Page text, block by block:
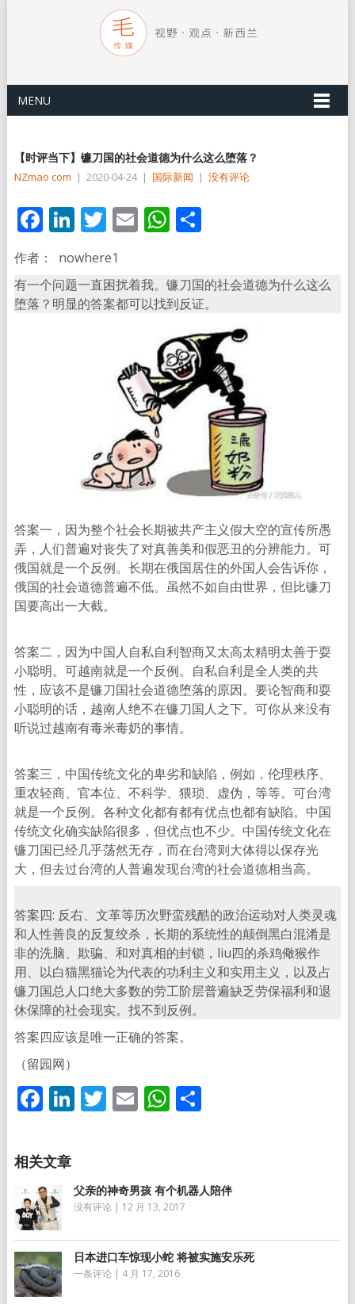
MENU
【时评当下】镰刀国的社会道德为什么这么堕落？
NZmao com | 2020-04-24 | 国际新闻 | 没有评论
Facebook
LinkedIn
Twitter
EmailWhatsApp
分
作者： nowhere1
有一个问题一直困扰着我。镰刀国的社会道德为什么这么
堕落？明显的答案都可以找到反证。
答案一，因为整个社会长期被共产主义假大空的宣传所愚
弄，人们普遍对丧失了对真善美和假恶丑的分辨能力。可
俄国就是一个反例。长期在俄国居住的外国人会告诉你，
俄国的社会道德普遍不低。虽然不如自由世界，但比镰刀
国要高出一大截。
答案二，因为中国人自私自利智商又太高太精明太善于耍
小聪明。可越南就是一个反例。自私自利是全人类的共
性，应该不是镰刀国社会道德堕落的原因。要论智商和耍
小聪明的话，越南人绝不在镰刀国人之下。可你从来没有
听说过越南有毒米毒奶的事情。
答案三，中国传统文化的卑劣和缺陷，例如，伦理秩序、
重农轻商、官本位、不科学、猥琐、虚伪，等等。可台湾
就是一个反例。各种文化都有都有优点也都有缺陷。中国
传统文化确实缺陷很多，但优点也不少。中国传统文化在
镰刀国已经几乎荡然无存，而在台湾则大体得以保存光
大，但去过台湾的人普遍发现台湾的社会道德相当高。
答案四: 反右、文革等历次野蛮残酷的政治运动对人类灵魂
和人性善良的反复绞杀，长期的系统性的颠倒黑白混淆是
非的洗脑、欺骗、和对真相的封锁，liu四的杀鸡儆猴作
用、以白猫黑猫论为代表的功利主义和实用主义，以及占
镰刀国总人口绝大多数的劳工阶层普遍缺乏劳保福利和退
休保障的社会现实。找不到反例。
答案四应该是唯一正确的答案。
（留园网）
Facebook
LinkedIn
Twitter
EmailWhatsApp
分
父亲的神奇男孩 有个机器人陪伴
没有评论 | 12 月 13, 2017
日本进口车惊现小蛇 将被实施安乐死
一条评论 | 4 月 17, 2016